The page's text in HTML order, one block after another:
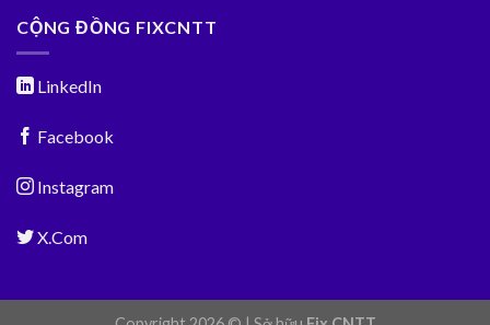
CỘNG ĐỒNG FIXCNTT
LinkedIn
Facebook
Instagram
X.Com